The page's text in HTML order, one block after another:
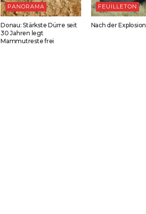
PANORAMA
Donau: Stärkste Dürre seit
30 Jahren legt
Mammutreste frei
FEUILLETON
Nach der Explosion